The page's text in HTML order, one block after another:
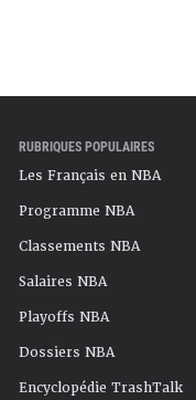
RUBRIQUES POPULAIRES
Les Français en NBA
Programme NBA
Classements NBA
Salaires NBA
Playoffs NBA
Dossiers NBA
Encyclopédie TrashTalk